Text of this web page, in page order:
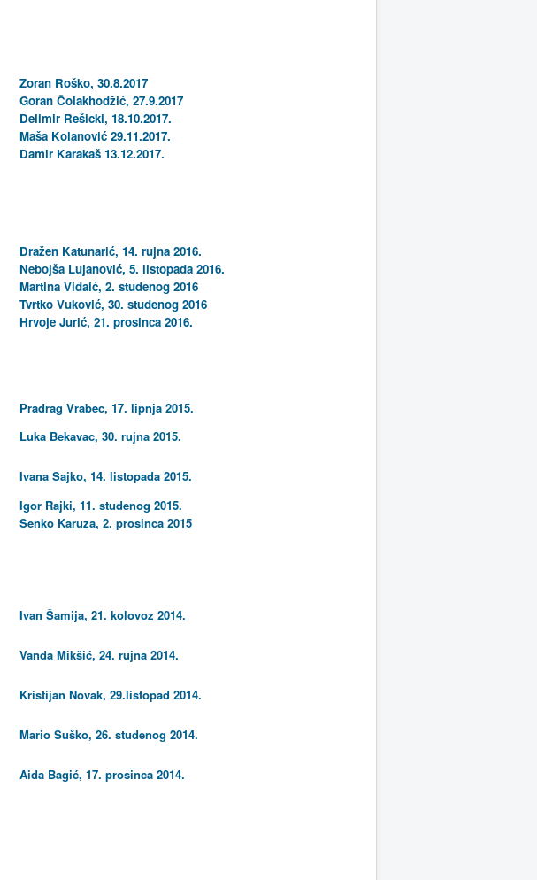
Zoran Roško, 30.8.2017
Goran Čolakhodžić, 27.9.2017
Delimir Rešicki, 18.10.2017.
Maša Kolanović 29.11.2017.
Damir Karakaš 13.12.2017.
Dražen Katunarić, 14. rujna 2016.
Nebojša Lujanović, 5. listopada 2016.
Martina Vidaić, 2. studenog 2016
Tvrtko Vuković, 30. studenog 2016
Hrvoje Jurić, 21. prosinca 2016.
Pradrag Vrabec, 17. lipnja 2015.
Luka Bekavac, 30. rujna 2015.
Ivana Sajko, 14. listopada 2015.
Igor Rajki, 11. studenog 2015.
Senko Karuza, 2. prosinca 2015
Ivan Šamija, 21. kolovoz 2014.
Vanda Mikšić, 24. rujna 2014.
Kristijan Novak, 29.listopad 2014.
Mario Šuško, 26. studenog 2014.
Aida Bagić, 17. prosinca 2014.